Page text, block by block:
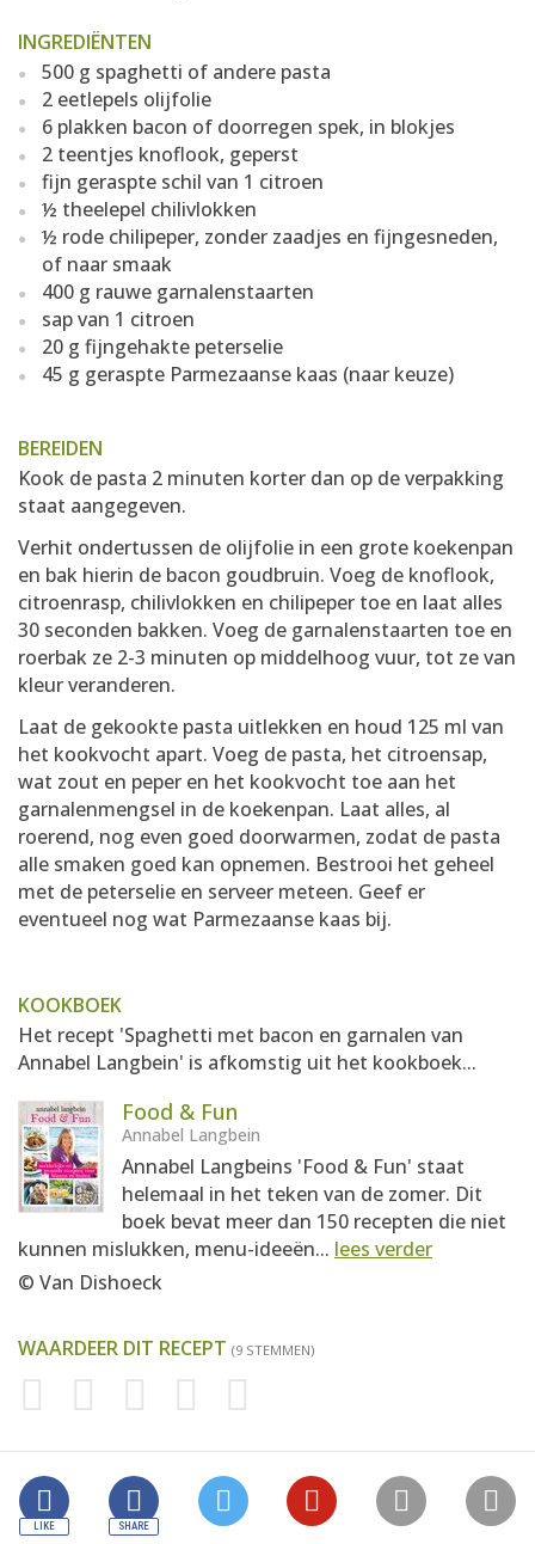
INGREDIËNTEN
500 g spaghetti of andere pasta
2 eetlepels olijfolie
6 plakken bacon of doorregen spek, in blokjes
2 teentjes knoflook, geperst
fijn geraspte schil van 1 citroen
½ theelepel chilivlokken
½ rode chilipeper, zonder zaadjes en fijngesneden,
of naar smaak
400 g rauwe garnalenstaarten
sap van 1 citroen
20 g fijngehakte peterselie
45 g geraspte Parmezaanse kaas (naar keuze)
BEREIDEN
Kook de pasta 2 minuten korter dan op de verpakking
staat aangegeven.
Verhit ondertussen de olijfolie in een grote koekenpan
en bak hierin de bacon goudbruin. Voeg de knoflook,
citroenrasp, chilivlokken en chilipeper toe en laat alles
30 seconden bakken. Voeg de garnalenstaarten toe en
roerbak ze 2-3 minuten op middelhoog vuur, tot ze van
kleur veranderen.
Laat de gekookte pasta uitlekken en houd 125 ml van
het kookvocht apart. Voeg de pasta, het citroensap,
wat zout en peper en het kookvocht toe aan het
garnalenmengsel in de koekenpan. Laat alles, al
roerend, nog even goed doorwarmen, zodat de pasta
alle smaken goed kan opnemen. Bestrooi het geheel
met de peterselie en serveer meteen. Geef er
eventueel nog wat Parmezaanse kaas bij.
KOOKBOEK
Het recept 'Spaghetti met bacon en garnalen van
Annabel Langbein' is afkomstig uit het kookboek...
Food & Fun
Annabel Langbein
Annabel Langbeins 'Food & Fun' staat
helemaal in het teken van de zomer. Dit
boek bevat meer dan 150 recepten die niet
kunnen mislukken, menu-ideeën... lees verder
© Van Dishoeck
WAARDEER DIT RECEPT (9 STEMMEN)